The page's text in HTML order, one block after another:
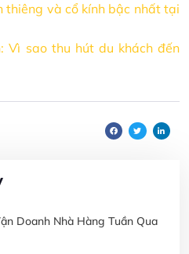
thiêng và cổ kính bậc nhất tại
Vì sao thu hút du khách đến
Doanh Nhà Hàng Tuần Qua